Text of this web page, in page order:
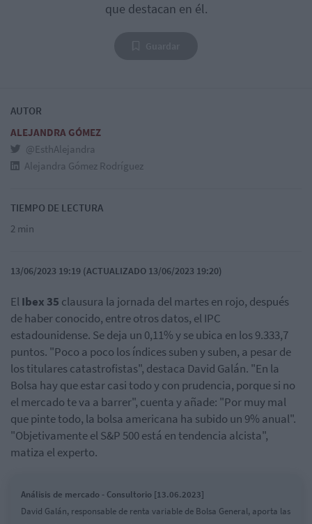
que destacan en él.
AUTOR
ALEJANDRA GÓMEZ
@EsthAlejandra
Alejandra Gómez Rodríguez
TIEMPO DE LECTURA
2 min
13/06/2023 19:19 (ACTUALIZADO 13/06/2023 19:20)
ElIbex 35 clausura la jornada del martes en rojo, después
de haber conocido, entre otros datos, el IPC
estadounidense. Se deja un 0,11% y se ubica en los 9.333,7
puntos. "Poco a poco los índices suben y suben, a pesar de
los titulares catastrofistas", destaca David Galán. "En la
Bolsa hay que estar casi todo y con prudencia, porque si no
el mercado te va a barrer", cuenta y añade: "Por muy mal
que pinte todo, la bolsa americana ha subido un 9% anual".
"Objetivamente el S&P 500 está en tendencia alcista",
matiza el experto.
Análisis de mercado - Consultorio [13.06.2023]
David Galán, responsable de renta variable de Bolsa General, aporta las